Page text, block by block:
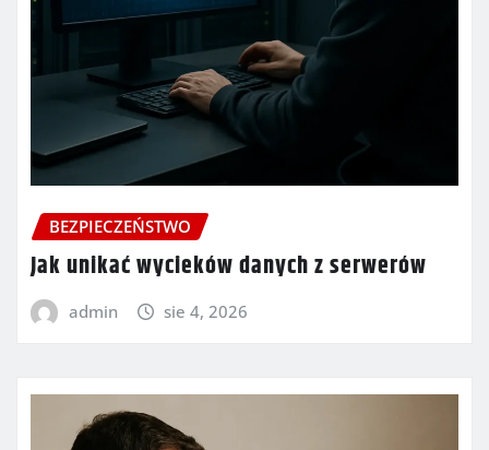
BEZPIECZEŃSTWO
Jak unikać wycieków danych z serwerów
admin sie 4, 2026